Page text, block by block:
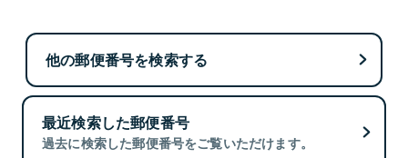
他の郵便番号を検索する
最近検索した郵便番号
過去に検索した郵便番号をご覧いただけます。